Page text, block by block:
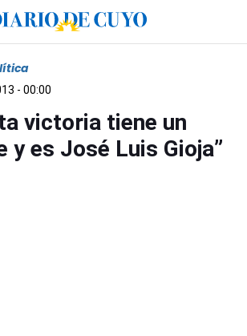
- 00:00
victoria tiene un
y es José Luis Gioja”